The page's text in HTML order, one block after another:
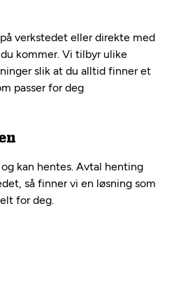
verkstedet eller direkte med
kommer. Vi tilbyr ulike
slik at du alltid finner et
passer for deg
kan hentes. Avtal henting
så finner vi en løsning som
for deg.